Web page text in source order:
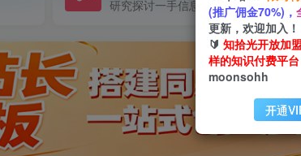
研究探讨一手信息差(推广佣金70%)，
更新，欢迎加入！
🔰 知拾光开放加
样的知识付费平台
moonsohh
开通